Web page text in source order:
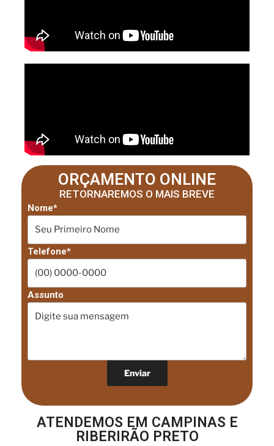
ORÇAMENTO ONLINE
RETORNAREMOS O MAIS BREVE
Nome*
Telefone*
Assunto
ATENDEMOS EM CAMPINAS E
RIBERIRÃO PRETO